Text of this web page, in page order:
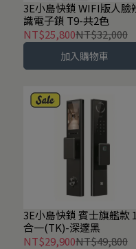
3E小島快鎖 WIFI版人臉
識電子鎖 T9-共2色
NT$25,800NT$32,000
加入購物車
3E小島快鎖 賓士旗艦款
合一(TK)-深邃黑
NT$29,900NT$49,800